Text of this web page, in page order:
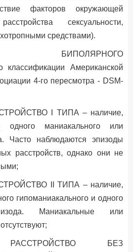
факторов окружающей
сексуальности,
средствами).
БИПОЛЯРНОГО
Американской
4-го пересмотра - DSM-
I ТИПА – наличие,
маниакального или
Часто наблюдаются эпизоды
расстройств, однако они не
II ТИПА – наличие,
гипоманиакального и одного
Маниакальные или
РАССТРОЙСТВО БЕЗ